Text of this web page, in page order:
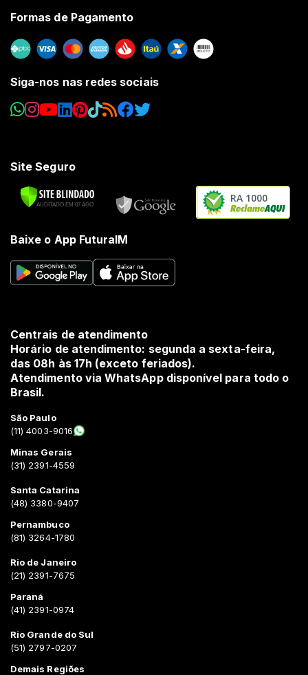
Formas de Pagamento
Siga-nos nas redes sociais
Site Seguro
RA 1000
Baixe o App FuturaIM
Centrais de atendimento
Horário de atendimento: segunda a sexta-feira,
das 08h às 17h (exceto feriados).
Atendimento via WhatsApp disponível para todo o
Brasil.
São Paulo
(11) 4003-9016
Minas Gerais
(31) 2391-4559
Santa Catarina
(48) 3380-9407
Pernambuco
(81) 3264-1780
Rio de Janeiro
(21) 2391-7675
Paraná
(41) 2391-0974
Rio Grande do Sul
(51) 2797-0207
Demais Regiões